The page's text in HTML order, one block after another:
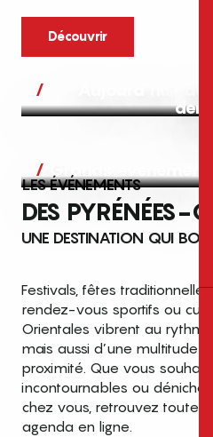
Découvrir
Aujourd’hui,
Grands événements
LES ÉVÉNEMENTS
DES PYRÉNÉES-
UNE DESTINATION QUI
Festivals, fêtes
rendez-vous sportifs ou
Orientales vibrent au
mais aussi d’une multitude
proximité. Que vous
incontournables ou
chez vous, retrouvez toutes
agenda en ligne.
Top des
en
cet été dans les